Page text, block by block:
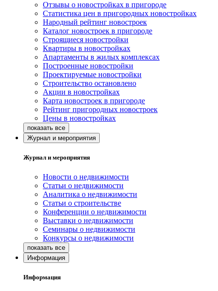
Отзывы о новостройках в пригороде
Статистика цен в пригородных новостройках
Народный рейтинг новостроек
Каталог новостроек в пригороде
Строящиеся новостройки
Квартиры в новостройках
Апартаменты в жилых комплексах
Построенные новостройки
Проектируемые новостройки
Строительство остановлено
Акции в новостройках
Карта новостроек в пригороде
Рейтинг пригородных новостроек
Цены в новостройках
Журнал и мероприятия
Журнал и мероприятия
Новости о недвижимости
Статьи о недвижимости
Аналитика о недвижимости
Статьи о строительстве
Конференции о недвижимости
Выставки о недвижимости
Семинары о недвижимости
Конкурсы о недвижимости
Информация
Информация